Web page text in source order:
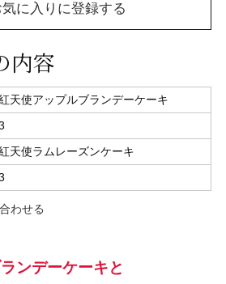
気に入りに登録する
内容
天使アップルブランデーケーキ
天使ラムレーズンケーキ
わせる
ンデーケーキと